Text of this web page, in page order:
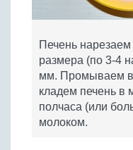
Печень
размера (по 3-4
мм. Промываем в
кладем печень в
полчаса (или
молоком.